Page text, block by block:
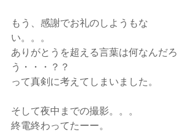
もう、感謝でお礼のしようもな
い。。。
ありがとうを超える言葉は何なんだろ
う・・・？？
って真剣に考えてしまいました。
そして夜中までの撮影。。。
終電終わってたーー。